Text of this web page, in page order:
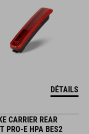
DÉTAILS
CARRIER REAR
PRO-E HPA BES2